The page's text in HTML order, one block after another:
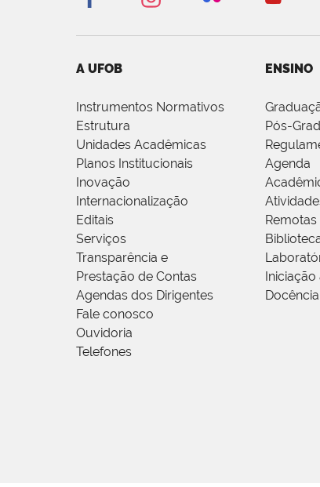
A UFOB
Instrumentos Normativos
Estrutura
Unidades Acadêmicas
Planos Institucionais
Inovação
Internacionalização
Editais
Serviços
Transparência e
Prestação de Contas
Agendas dos Dirigentes
Fale conosco
Ouvidoria
Telefones
ENSINO
Pós-
Agenda
Remotas
Iniciação
Docência